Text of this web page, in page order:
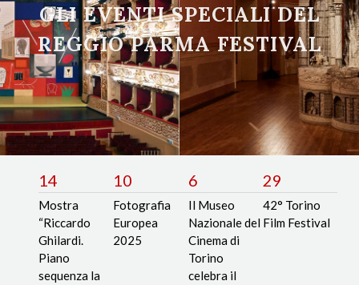
GLI EVENTI SPECIALI DEL
REGGIO PARMA FESTIVAL
Mostra
“Riccardo
Ghilardi.
Piano
sequenza la
14
Fotografia
Europea
2025
10
Il Museo
Nazionale del
Cinema di
Torino
celebra il
6
42° Torino
Film Festival
29